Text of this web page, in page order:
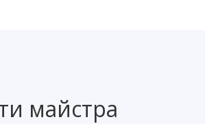
майстра